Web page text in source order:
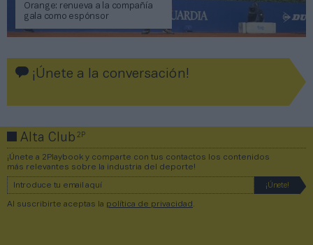
Orange: renueva a la compañía
gala como espónsor
¡Únete a la conversación!
Alta Club2P
¡Únete a 2Playbook y comparte con tus contactos los contenidos
más relevantes sobre la industria del deporte!
Al suscribirte aceptas la política de privacidad .